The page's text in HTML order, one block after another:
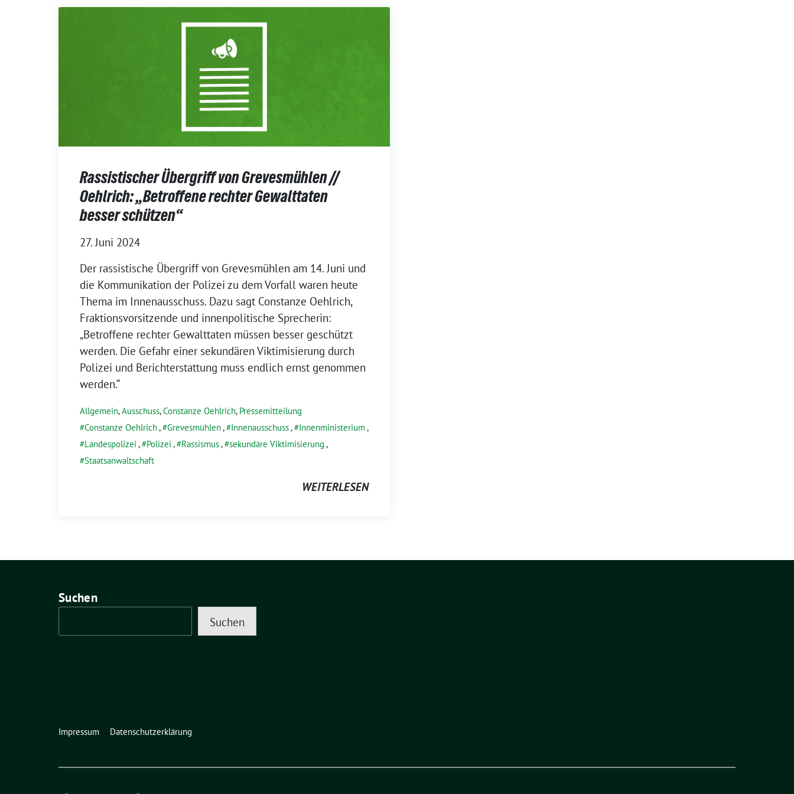
Rassistischer Übergriff von Grevesmühlen //
Oehlrich: „Betroffene rechter Gewalttaten
besser schützen“
27. Juni 2024
Der rassistische Übergriff von Grevesmühlen am 14. Juni und
die Kommunikation der Polizei zu dem Vorfall waren heute
Thema im Innenausschuss. Dazu sagt Constanze Oehlrich,
Fraktionsvorsitzende und innenpolitische Sprecherin:
„Betroffene rechter Gewalttaten müssen besser geschützt
werden. Die Gefahr einer sekundären Viktimisierung durch
Polizei und Berichterstattung muss endlich ernst genommen
werden.“
Allgemein,Ausschuss,Constanze Oehlrich, Pressemitteilung
Constanze Oehlrich, Grevesmühlen, Innenausschuss, Innenministerium,
Landespolizei , Polizei , Rassismus, sekundäre Viktimisierung ,
Staatsanwaltschaft
WEITERLESEN
Suchen
Suchen
Impressum Datenschutzerklärung